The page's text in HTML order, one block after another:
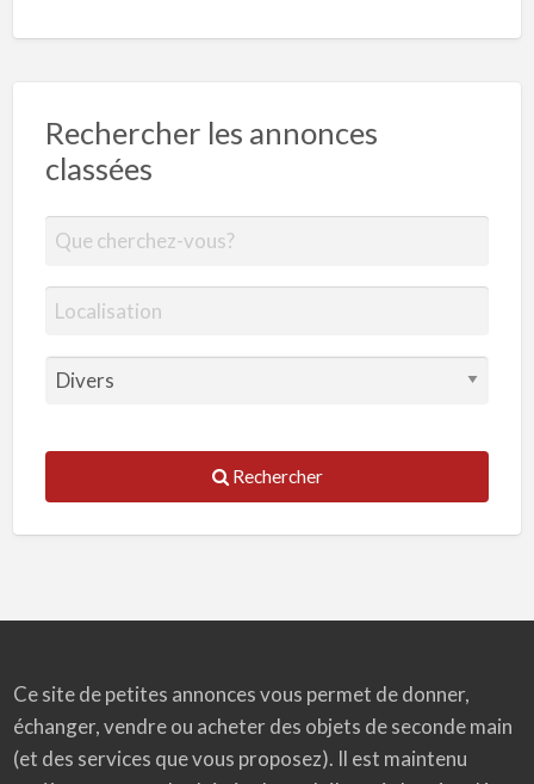
Rechercher les annonces
classées
Rechercher
Ce site de petites annonces vous permet de donner,
échanger, vendre ou acheter des objets de seconde main
(et des services que vous proposez). Il est maintenu